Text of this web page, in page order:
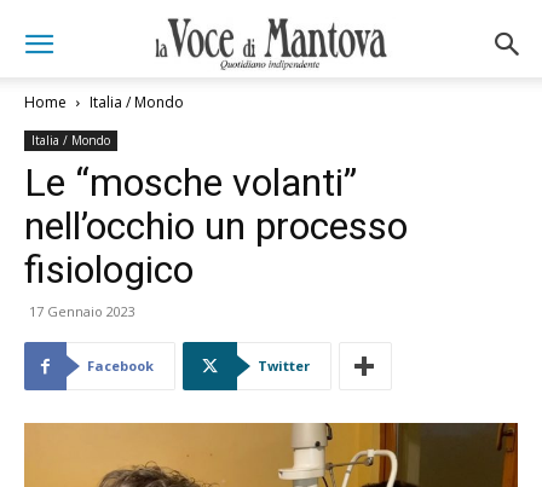
Home Italia / Mondo
Italia / Mondo
Le “mosche volanti”
nell’occhio un processo
fisiologico
17 Gennaio 2023
Facebook Twitter